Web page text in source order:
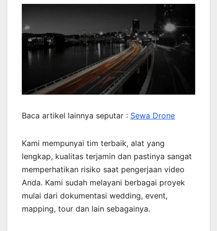
Baca artikel lainnya seputar : Sewa Drone
Kami mempunyai tim terbaik, alat yang
lengkap, kualitas terjamin dan pastinya sangat
memperhatikan risiko saat pengerjaan video
Anda. Kami sudah melayani berbagai proyek
mulai dari dokumentasi wedding, event,
mapping, tour dan lain sebagainya.